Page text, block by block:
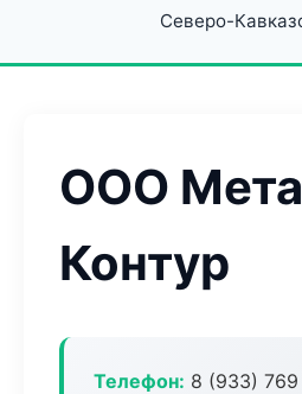
Северо-
ООО
Контур
Телефон: 8 (933) 769